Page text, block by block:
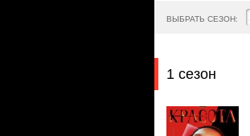
ВЫБРАТЬ СЕЗОН:
1 сезон